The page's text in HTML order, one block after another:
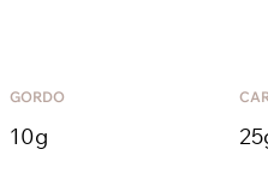
GORDO
10g 25